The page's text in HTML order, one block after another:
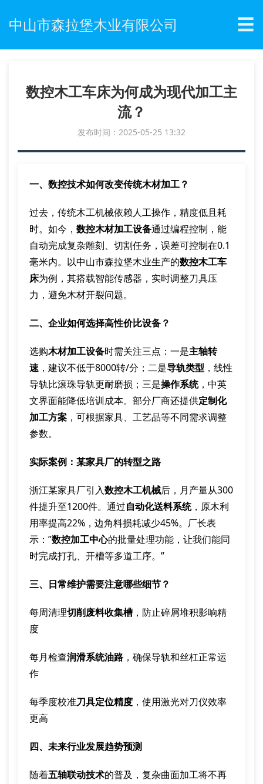
中山市森拉堡木业有限公司 ☰
数控木工车床为何成为现代加工主
流？
发布时间：2025-05-25 13:32
一、数控技术如何改变传统木材加工？
过去，传统木工机械依赖人工操作，精度低且耗
时。如今， 数控木材加工设备通过编程控制，能
自动完成复杂雕刻、切割任务，误差可控制在0.1
毫米内。以中山市森拉堡木业生产的数控木工车
床为例，其搭载智能传感器，实时调整刀具压
力，避免木材开裂问题。
二、企业如何选择高性价比设备？
选购木材加工设备时需关注三点：一是主轴转
速 ，建议不低于8000转/分；二是导轨类型 ，线性
导轨比滚珠导轨更耐磨损；三是操作系统，中英
文界面能降低培训成本。部分厂商还提供定制化
加工方案 ，可根据家具、工艺品等不同需求调整
参数。
实际案例：某家具厂的转型之路
浙江某家具厂引入数控木工机械后，月产量从300
件提升至1200件。通过自动化送料系统，原木利
用率提高22%，边角料损耗减少45%。厂长表
示：”数控加工中心的批量处理功能，让我们能同
时完成打孔、开槽等多道工序。”
三、日常维护需要注意哪些细节？
每周清理切削废料收集槽 ，防止碎屑堆积影响精
度
每月检查润滑系统油路 ，确保导轨和丝杠正常运
作
每季度校准刀具定位精度 ，使用激光对刀仪效率
更高
四、未来行业发展趋势预测
随着五轴联动技术的普及，复杂曲面加工将不再